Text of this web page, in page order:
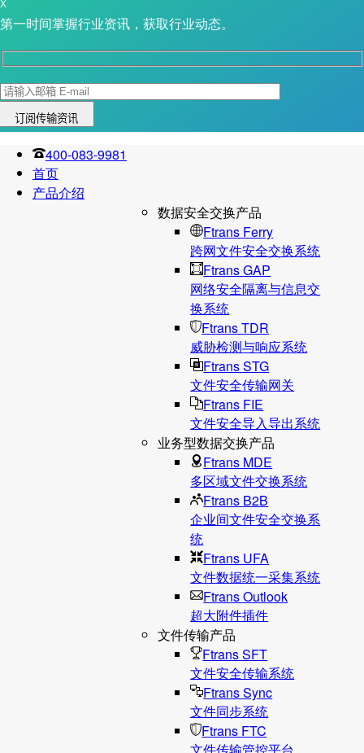
X
第一时间掌握行业资讯，获取行业动态。
400-083-9981
首页
产品介绍
数据安全交换产品
Ftrans Ferry
跨网文件安全交换系统
Ftrans GAP
网络安全隔离与信息交
换系统
Ftrans TDR
威胁检测与响应系统
Ftrans STG
文件安全传输网关
Ftrans FIE
文件安全导入导出系统
业务型数据交换产品
Ftrans MDE
多区域文件交换系统
Ftrans B2B
企业间文件安全交换系
统
Ftrans UFA
文件数据统⼀采集系统
Ftrans Outlook
超大附件插件
文件传输产品
Ftrans SFT
文件安全传输系统
Ftrans Sync
文件同步系统
Ftrans FTC